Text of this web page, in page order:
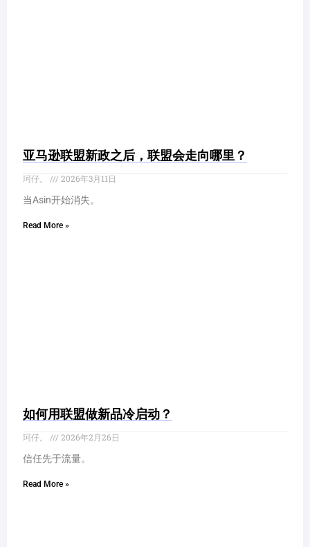
亚马逊联盟新政之后，联盟会走向哪里？
珂仔。
2026年3月11日
当Asin开始消失。
Read More »
如何用联盟做新品冷启动？
珂仔。
2026年2月26日
信任先于流量。
Read More »